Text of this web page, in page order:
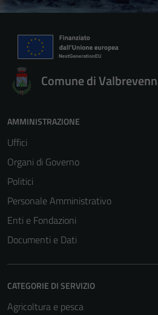
Comune di
AMMINISTRAZIONE
Uffici
Organi di Governo
Politici
Personale Amministrativo
Enti e Fondazioni
Documenti e Dati
CATEGORIE DI SERVIZIO
Agricoltura e pesca